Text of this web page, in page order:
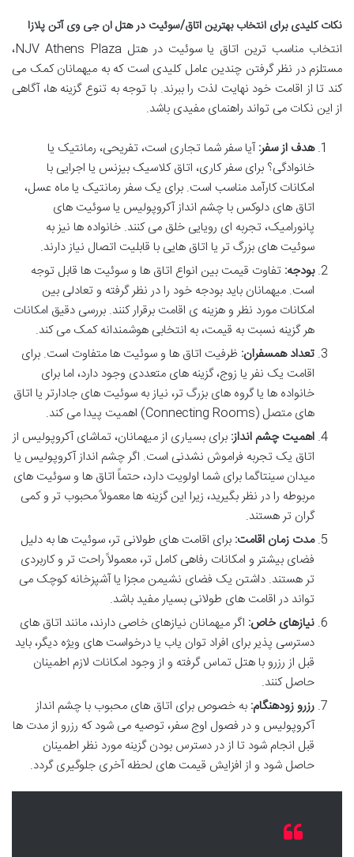
نکات کلیدی برای انتخاب بهترین اتاق/سوئیت در هتل ان جی وی آتن پلازا
انتخاب مناسب ترین اتاق یا سوئیت در هتل NJV Athens Plaza،
مستلزم در نظر گرفتن چندین عامل کلیدی است که به میهمانان کمک می
کند تا از اقامت خود نهایت لذت را ببرند. با توجه به تنوع گزینه ها، آگاهی
از این نکات می تواند راهنمای مفیدی باشد.
هدف از سفر:آیا سفر شما تجاری است، تفریحی، رمانتیک یا
خانوادگی؟ برای سفر کاری، اتاق کلاسیک بیزنس یا اجرایی با
امکانات کارآمد مناسب است. برای یک سفر رمانتیک یا ماه عسل،
اتاق های دلوکس با چشم انداز آکروپولیس یا سوئیت های
پانورامیک، تجربه ای رویایی خلق می کنند. خانواده ها نیز به
سوئیت های بزرگ تر یا اتاق هایی با قابلیت اتصال نیاز دارند.
بودجه: تفاوت قیمت بین انواع اتاق ها و سوئیت ها قابل توجه
است. میهمانان باید بودجه خود را در نظر گرفته و تعادلی بین
امکانات مورد نظر و هزینه ی اقامت برقرار کنند. بررسی دقیق امکانات
هر گزینه نسبت به قیمت، به انتخابی هوشمندانه کمک می کند.
تعداد همسفران: ظرفیت اتاق ها و سوئیت ها متفاوت است. برای
اقامت یک نفر یا زوج، گزینه های متعددی وجود دارد، اما برای
خانواده ها یا گروه های بزرگ تر، نیاز به سوئیت های جادارتر یا اتاق
های متصل (Connecting Rooms) اهمیت پیدا می کند.
اهمیت چشم انداز: برای بسیاری از میهمانان، تماشای آکروپولیس از
اتاق یک تجربه فراموش نشدنی است. اگر چشم انداز آکروپولیس یا
میدان سینتاگما برای شما اولویت دارد، حتماً اتاق ها و سوئیت های
مربوطه را در نظر بگیرید، زیرا این گزینه ها معمولاً محبوب تر و کمی
گران تر هستند.
مدت زمان اقامت: برای اقامت های طولانی تر، سوئیت ها به دلیل
فضای بیشتر و امکانات رفاهی کامل تر، معمولاً راحت تر و کاربردی
تر هستند. داشتن یک فضای نشیمن مجزا یا آشپزخانه کوچک می
تواند در اقامت های طولانی بسیار مفید باشد.
نیازهای خاص: اگر میهمانان نیازهای خاصی دارند، مانند اتاق های
دسترسی پذیر برای افراد توان یاب یا درخواست های ویژه دیگر، باید
قبل از رزرو با هتل تماس گرفته و از وجود امکانات لازم اطمینان
حاصل کنند.
رزرو زودهنگام: به خصوص برای اتاق های محبوب با چشم انداز
آکروپولیس و در فصول اوج سفر، توصیه می شود که رزرو از مدت ها
قبل انجام شود تا از در دسترس بودن گزینه مورد نظر اطمینان
حاصل شود و از افزایش قیمت های لحظه آخری جلوگیری گردد.